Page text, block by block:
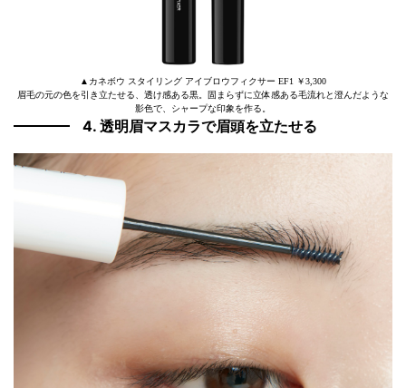
▲カネボウ スタイリング アイブロウフィクサー EF1 ￥3,300
眉毛の元の色を引き立たせる、透け感ある黒。固まらずに立体感ある毛流れと澄んだような
影色で、シャープな印象を作る。
4. 透明眉マスカラで眉頭を立たせる